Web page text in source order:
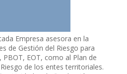
Empresa asesora en la
de Gestión del Riesgo para
EOT, como al Plan de
de los entes territoriales.